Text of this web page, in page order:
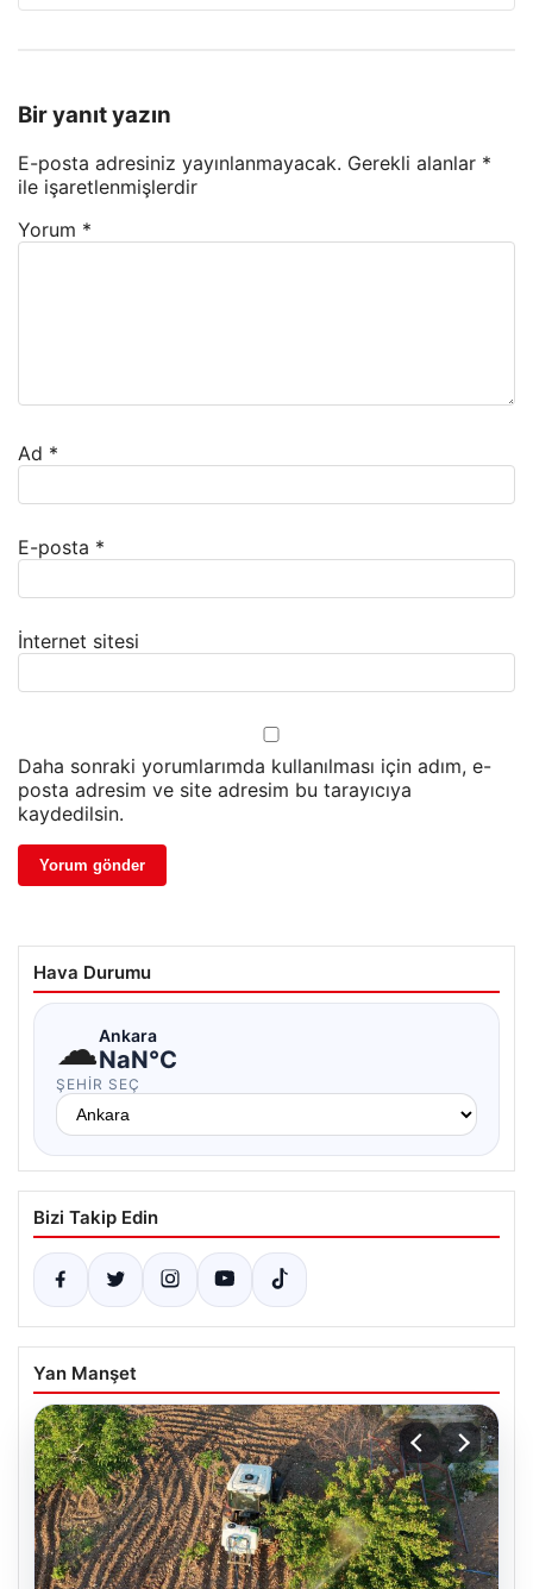
Bir yanıt yazın
E-posta adresiniz yayınlanmayacak. Gerekli alanlar *
ile işaretlenmişlerdir
Yorum *
Ad *
E-posta *
İnternet sitesi
Daha sonraki yorumlarımda kullanılması için adım, e-
posta adresim ve site adresim bu tarayıcıya
kaydedilsin.
Hava Durumu
☁Ankara
NaN°C
ŞEHIR SEÇ
Bizi Takip Edin
Yan Manşet